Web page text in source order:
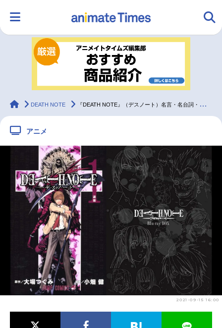
ランキング アニメ
ラジオ みんなの声
2.5次元 配信・Vtuber トレンド 無料マンガ
最新記事一覧
アニメ記事一覧 声優記事一覧
アニメ映画一覧 実写化映画一覧
今期アニメ曜日別一覧
春アニメ 夏アニメ
男性声優/女性声優一覧
animateTimes
DEATH NOTE 『DEATH NOTE』（デスノート）名言・名台詞・名シーン集
アニメ
2021-09-15 16:00